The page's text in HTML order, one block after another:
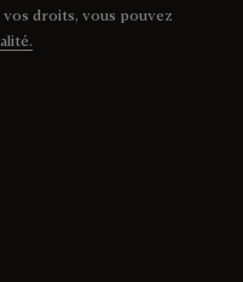
droits, vous pouvez